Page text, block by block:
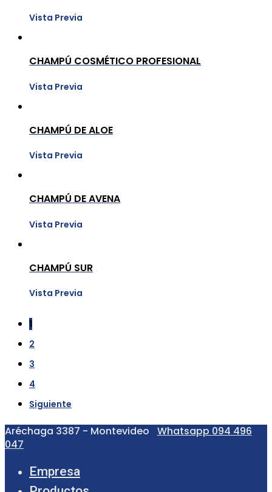
Vista Previa
CHAMPÚ COSMÉTICO PROFESIONAL
Vista Previa
CHAMPÚ DE ALOE
Vista Previa
CHAMPÚ DE AVENA
Vista Previa
CHAMPÚ SUR
Vista Previa
1
2
3
4
Siguiente
Aréchaga 3387 - Montevideo Whatsapp 094 496
047
Empresa